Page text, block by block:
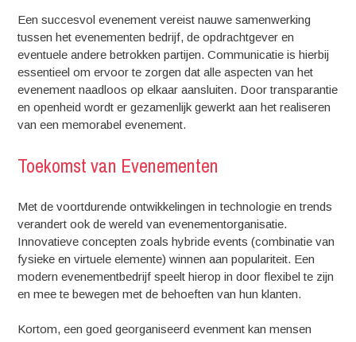
Een succesvol evenement vereist nauwe samenwerking
tussen het evenementen bedrijf, de opdrachtgever en
eventuele andere betrokken partijen. Communicatie is hierbij
essentieel om ervoor te zorgen dat alle aspecten van het
evenement naadloos op elkaar aansluiten. Door transparantie
en openheid wordt er gezamenlijk gewerkt aan het realiseren
van een memorabel evenement.
Toekomst van Evenementen
Met de voortdurende ontwikkelingen in technologie en trends
verandert ook de wereld van evenementorganisatie.
Innovatieve concepten zoals hybride events (combinatie van
fysieke en virtuele elemente) winnen aan populariteit. Een
modern evenementbedrijf speelt hierop in door flexibel te zijn
en mee te bewegen met de behoeften van hun klanten.
Kortom, een goed georganiseerd evenment kan mensen